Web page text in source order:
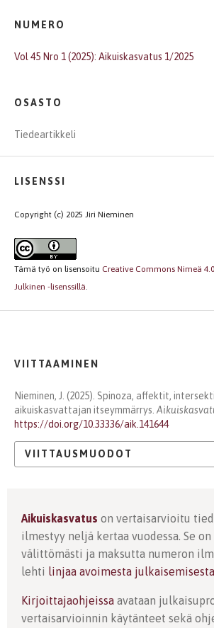
NUMERO
Vol 45 Nro 1 (2025): Aikuiskasvatus 1/2025
OSASTO
Tiedeartikkeli
LISENSSI
Copyright (c) 2025 Jiri Nieminen
Tämä työ on lisensoitu Creative Commons Nimeä
Julkinen -lisenssillä.
VIITTAAMINEN
Nieminen, J. (2025). Spinoza, affektit,
aikuiskasvattajan itseymmärrys.
https://doi.org/10.33336/aik.141644
VIITTAUSMUODOT
Aikuiskasvatus on vertaisarvioitu
ilmestyy neljä kertaa vuodessa. Se
välittömästi ja maksutta numeron
lehti linjaa avoimesta julkaisemisesta
Kirjoittajaohjeissa avataan
vertaisarvioinnin käytänteet sekä